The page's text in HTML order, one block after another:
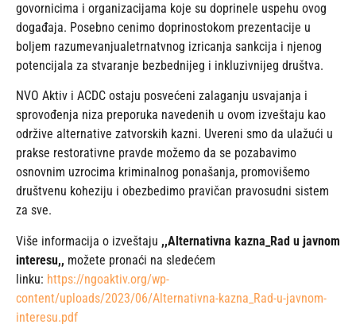
govornicima i organizacijama koje su doprinele uspehu ovog
događaja. Posebno cenimo doprinostokom prezentacije u
boljem razumevanjualetrnatvnog izricanja sankcija i njenog
potencijala za stvaranje bezbednijeg i inkluzivnijeg društva.
NVO Aktiv i ACDC ostaju posvećeni zalaganju usvajanja i
sprovođenja niza preporuka navedenih u ovom izveštaju kao
održive alternative zatvorskih kazni. Uvereni smo da ulažući u
prakse restorativne pravde možemo da se pozabavimo
osnovnim uzrocima kriminalnog ponašanja, promovišemo
društvenu koheziju i obezbedimo pravičan pravosudni sistem
za sve.
Više informacija o izveštaju ,,Alternativna kazna_Rad u javnom
interesu,, možete pronaći na sledećem
linku: https://ngoaktiv.org/wp-
content/uploads/2023/06/Alternativna-kazna_Rad-u-javnom-
interesu.pdf